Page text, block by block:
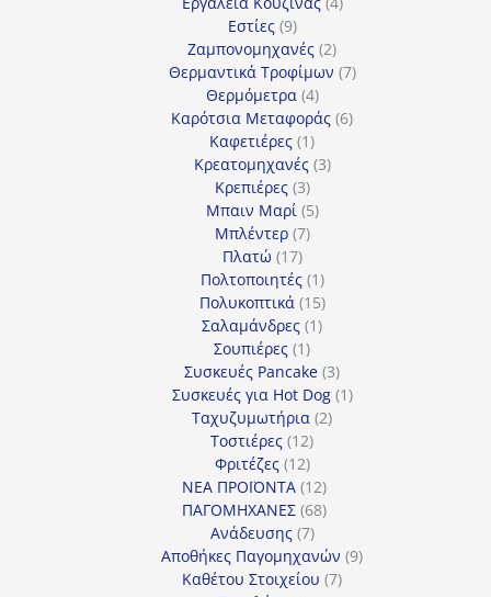
Εστίες 99
προϊόντα
Ζαμπονομηχανές 22
προϊόντα
Θερμαντικά Τροφίμων 77
Θερμόμετρα 44
προϊόντα
Καρότσια Μεταφοράς 66
Καφετιέρες 11
προϊόν
Κρεατομηχανές 33
Κρεπιέρες 33
προϊόντα
Μπαιν Μαρί 55
Μπλέντερ 77
Πλατώ 1717
προϊόντα
Πολτοποιητές 11
προϊόν
Πολυκοπτικά 1515
προϊόντα
Σαλαμάνδρες 11
Σουπιέρες 11
προϊόν
Συσκευές Pancake 33
προϊόντα
Συσκευές για Hot Dog 11
Ταχυζυμωτήρια 22
Τοστιέρες 1212
προϊόντα
Φριτέζες 1212
προϊόντα
ΝΕΑ ΠΡΟΪΟΝΤΑ 1212
προϊόντα
ΠΑΓΟΜΗΧΑΝΕΣ 6868
Ανάδευσης 77
προϊόντα
Αποθήκες Παγομηχανών 99
Καθέτου Στοιχείου 77